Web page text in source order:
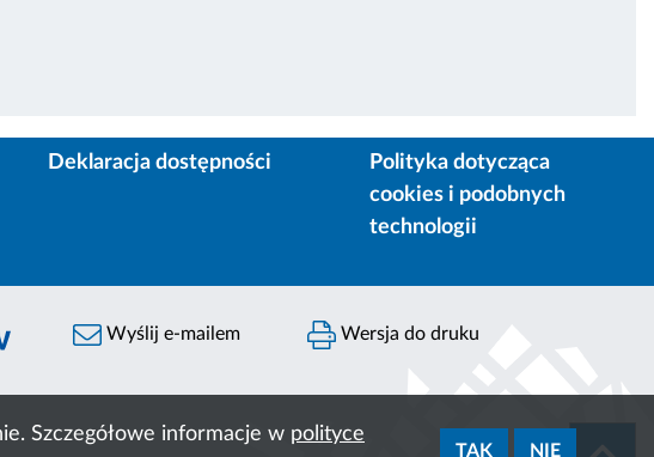
Szczegółowe informacje w polityce
TAK NIE
Deklaracja dostępności
Polityka dotycząca
cookies i podobnych
technologii
Wyślij e-mailem Wersja do druku